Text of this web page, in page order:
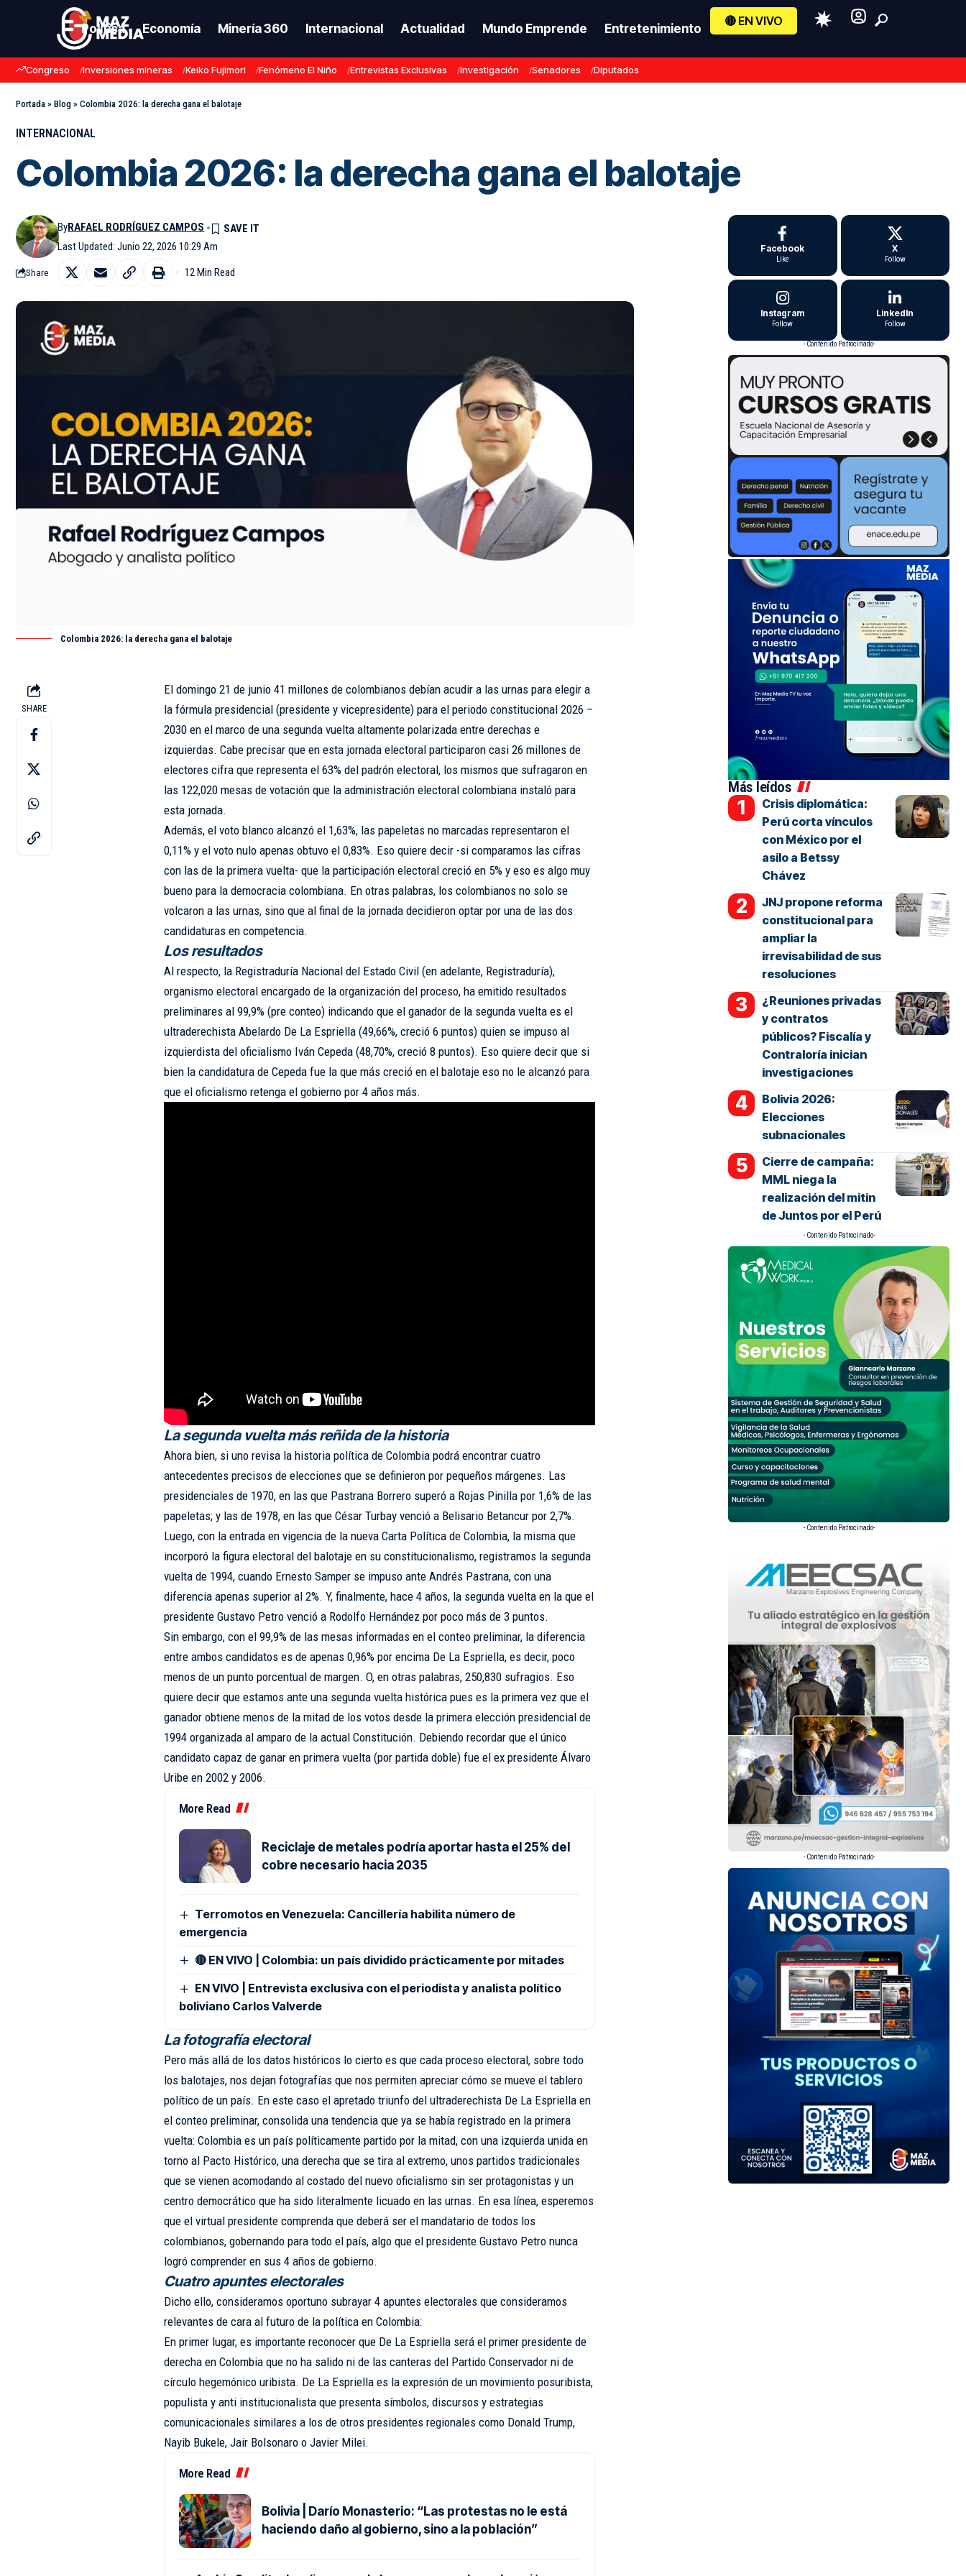
Política Economía Minería 360 Internacional Actualidad Mundo Emprende Entretenimiento
🔴 EN VIVO
Congreso Inversiones mineras Keiko Fujimori Fenómeno El Niño Entrevistas Exclusivas Investigación Senadores Diputados
Portada » Blog » Colombia 2026: la derecha gana el balotaje
INTERNACIONAL
Colombia 2026: la derecha gana el balotaje
Last Updated: Junio 22, 2026 10:29 Am
ByRAFAEL RODRÍGUEZ CAMPOS
Share 12 Min Read
Colombia 2026: la derecha gana el balotaje
SHARE
El domingo 21 de junio 41 millones de colombianos debían acudir a las urnas para elegir a
la fórmula presidencial (presidente y vicepresidente) para el periodo constitucional 2026 –
2030 en el marco de una segunda vuelta altamente polarizada entre derechas e
izquierdas. Cabe precisar que en esta jornada electoral participaron casi 26 millones de
electores cifra que representa el 63% del padrón electoral, los mismos que sufragaron en
las 122,020 mesas de votación que la administración electoral colombiana instaló para
esta jornada.
Además, el voto blanco alcanzó el 1,63%, las papeletas no marcadas representaron el
0,11% y el voto nulo apenas obtuvo el 0,83%. Eso quiere decir -si comparamos las cifras
con las de la primera vuelta- que la participación electoral creció en 5% y eso es algo muy
bueno para la democracia colombiana. En otras palabras, los colombianos no solo se
volcaron a las urnas, sino que al final de la jornada decidieron optar por una de las dos
candidaturas en competencia.
Los resultados
Al respecto, la Registraduría Nacional del Estado Civil (en adelante, Registraduría),
organismo electoral encargado de la organización del proceso, ha emitido resultados
preliminares al 99,9% (pre conteo) indicando que el ganador de la segunda vuelta es el
ultraderechista Abelardo De La Espriella (49,66%, creció 6 puntos) quien se impuso al
izquierdista del oficialismo Iván Cepeda (48,70%, creció 8 puntos). Eso quiere decir que si
bien la candidatura de Cepeda fue la que más creció en el balotaje eso no le alcanzó para
que el oficialismo retenga el gobierno por 4 años más.
La segunda vuelta más reñida de la historia
Ahora bien, si uno revisa la historia política de Colombia podrá encontrar cuatro
antecedentes precisos de elecciones que se definieron por pequeños márgenes. Las
presidenciales de 1970, en las que Pastrana Borrero superó a Rojas Pinilla por 1,6% de las
papeletas; y las de 1978, en las que César Turbay venció a Belisario Betancur por 2,7%.
Luego, con la entrada en vigencia de la nueva Carta Política de Colombia, la misma que
incorporó la figura electoral del balotaje en su constitucionalismo, registramos la segunda
vuelta de 1994, cuando Ernesto Samper se impuso ante Andrés Pastrana, con una
diferencia apenas superior al 2%. Y, finalmente, hace 4 años, la segunda vuelta en la que el
presidente Gustavo Petro venció a Rodolfo Hernández por poco más de 3 puntos.
Sin embargo, con el 99,9% de las mesas informadas en el conteo preliminar, la diferencia
entre ambos candidatos es de apenas 0,96% por encima De La Espriella, es decir, poco
menos de un punto porcentual de margen. O, en otras palabras, 250,830 sufragios. Eso
quiere decir que estamos ante una segunda vuelta histórica pues es la primera vez que el
ganador obtiene menos de la mitad de los votos desde la primera elección presidencial de
1994 organizada al amparo de la actual Constitución. Debiendo recordar que el único
candidato capaz de ganar en primera vuelta (por partida doble) fue el ex presidente Álvaro
Uribe en 2002 y 2006.
More Read
Reciclaje de metales podría aportar hasta el 25% del
cobre necesario hacia 2035
Terromotos en Venezuela: Cancillería habilita número de
emergencia
🔴 EN VIVO | Colombia: un país dividido prácticamente por mitades
EN VIVO | Entrevista exclusiva con el periodista y analista político
boliviano Carlos Valverde
La fotografía electoral
Pero más allá de los datos históricos lo cierto es que cada proceso electoral, sobre todo
los balotajes, nos dejan fotografías que nos permiten apreciar cómo se mueve el tablero
político de un país. En este caso el apretado triunfo del ultraderechista De La Espriella en
el conteo preliminar, consolida una tendencia que ya se había registrado en la primera
vuelta: Colombia es un país políticamente partido por la mitad, con una izquierda unida en
torno al Pacto Histórico, una derecha que se tira al extremo, unos partidos tradicionales
que se vienen acomodando al costado del nuevo oficialismo sin ser protagonistas y un
centro democrático que ha sido literalmente licuado en las urnas. En esa línea, esperemos
que el virtual presidente comprenda que deberá ser el mandatario de todos los
colombianos, gobernando para todo el país, algo que el presidente Gustavo Petro nunca
logró comprender en sus 4 años de gobierno.
Cuatro apuntes electorales
Dicho ello, consideramos oportuno subrayar 4 apuntes electorales que consideramos
relevantes de cara al futuro de la política en Colombia:
En primer lugar, es importante reconocer que De La Espriella será el primer presidente de
derecha en Colombia que no ha salido ni de las canteras del Partido Conservador ni de
círculo hegemónico uribista. De La Espriella es la expresión de un movimiento posuribista,
populista y anti institucionalista que presenta símbolos, discursos y estrategias
comunicacionales similares a los de otros presidentes regionales como Donald Trump,
Nayib Bukele, Jair Bolsonaro o Javier Milei.
More Read
Bolivia | Darío Monasterio: “Las protestas no le está
haciendo daño al gobierno, sino a la población”
Facebook
Like
X
Follow
Instagram
Follow
LinkedIn
Follow
- Contenido Patrocinado-
Más leídos
Crisis diplomática:
Perú corta vínculos
con México por el
asilo a Betssy
Chávez
JNJ propone reforma
constitucional para
ampliar la
irrevisabilidad de sus
resoluciones
¿Reuniones privadas
y contratos
públicos? Fiscalía y
Contraloría inician
investigaciones
Bolivia 2026:
Elecciones
subnacionales
Cierre de campaña:
MML niega la
realización del mitin
de Juntos por el Perú
- Contenido Patrocinado-
- Contenido Patrocinado-
- Contenido Patrocinado-